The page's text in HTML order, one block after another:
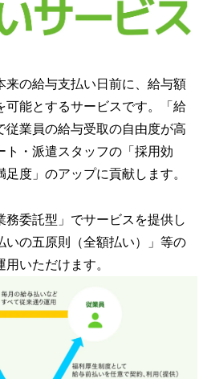
来の給与支払い日前に、給与額
可能とするサービスです。「給
従業員の給与受取の自由度が高
ト・派遣スタッフの「採用効
度」のアップに貢献します。
委託型」でサービスを提供し
いの五原則（全額払い）」等の
いただけます。